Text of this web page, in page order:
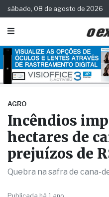
sábado, 08 de agosto de 2026
AGRO
Incêndios
hectares de